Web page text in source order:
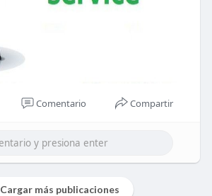
Comentario Compartir
Cargar más publicaciones